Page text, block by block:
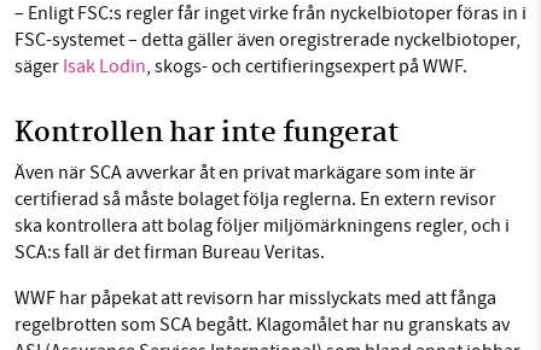
– Enligt FSC:s regler får inget virke från nyckelbiotoper föras in i
FSC-systemet – detta gäller även oregistrerade nyckelbiotoper,
säger Isak Lodin, skogs- och certifieringsexpert på WWF.
Kontrollen har inte fungerat
Även när SCA avverkar åt en privat markägare som inte är
certifierad så måste bolaget följa reglerna. En extern revisor
ska kontrollera att bolag följer miljömärkningens regler, och i
SCA:s fall är det firman Bureau Veritas.
WWF har påpekat att revisorn har misslyckats med att fånga
regelbrotten som SCA begått. Klagomålet har nu granskats av